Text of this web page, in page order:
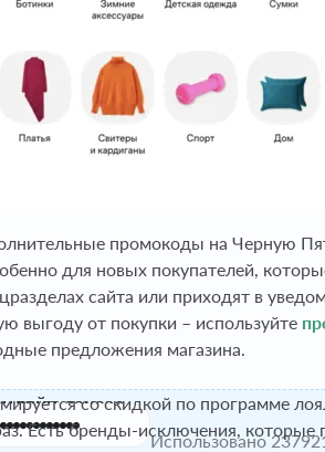
промокоды на Черную
для новых покупателей,
сайта или приходят в
выгоду от покупки – используйте
предложения магазина.
заказе
со скидкой по программе
Есть бренды-исключения, которые
Использовано